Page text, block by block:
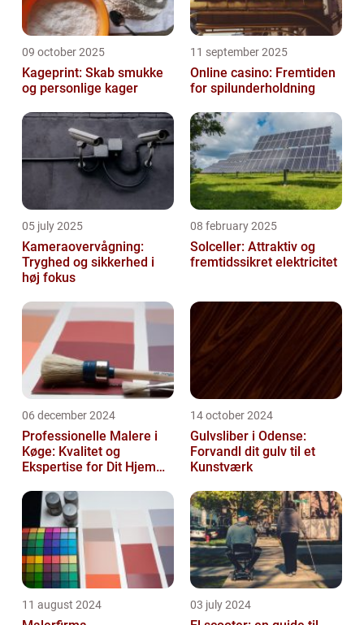
09 october 2025
Kageprint: Skab smukke
og personlige kager
11 september 2025
Online casino: Fremtiden
for spilunderholdning
05 july 2025
Kameraovervågning:
Tryghed og sikkerhed i
høj fokus
08 february 2025
Solceller: Attraktiv og
fremtidssikret elektricitet
06 december 2024
Professionelle Malere i
Køge: Kvalitet og
Ekspertise for Dit Hjem
14 october 2024
Gulvsliber i Odense:
Forvandl dit gulv til et
Kunstværk
11 august 2024 03 july 2024